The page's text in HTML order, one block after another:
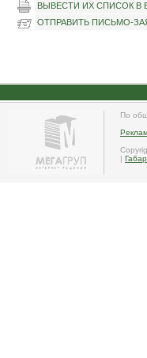
ВЫВЕСТИ ИХ СПИСОК В
ОТПРАВИТЬ ПИСЬМО-
По
|